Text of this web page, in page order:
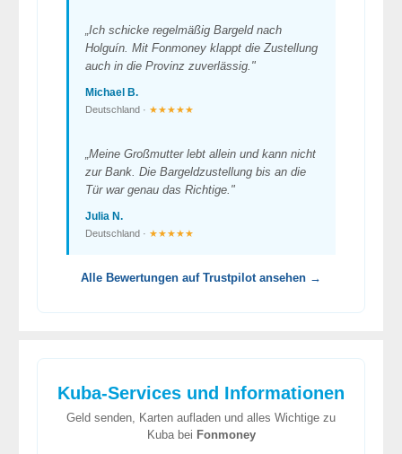
„Ich schicke regelmäßig Bargeld nach
Holguín. Mit Fonmoney klappt die Zustellung
auch in die Provinz zuverlässig."
Michael B.
Deutschland · ★★★★★
„Meine Großmutter lebt allein und kann nicht
zur Bank. Die Bargeldzustellung bis an die
Tür war genau das Richtige."
Julia N.
Deutschland · ★★★★★
Alle Bewertungen auf Trustpilot ansehen →
Kuba-Services und Informationen
Geld senden, Karten aufladen und alles Wichtige zu
Kuba bei Fonmoney